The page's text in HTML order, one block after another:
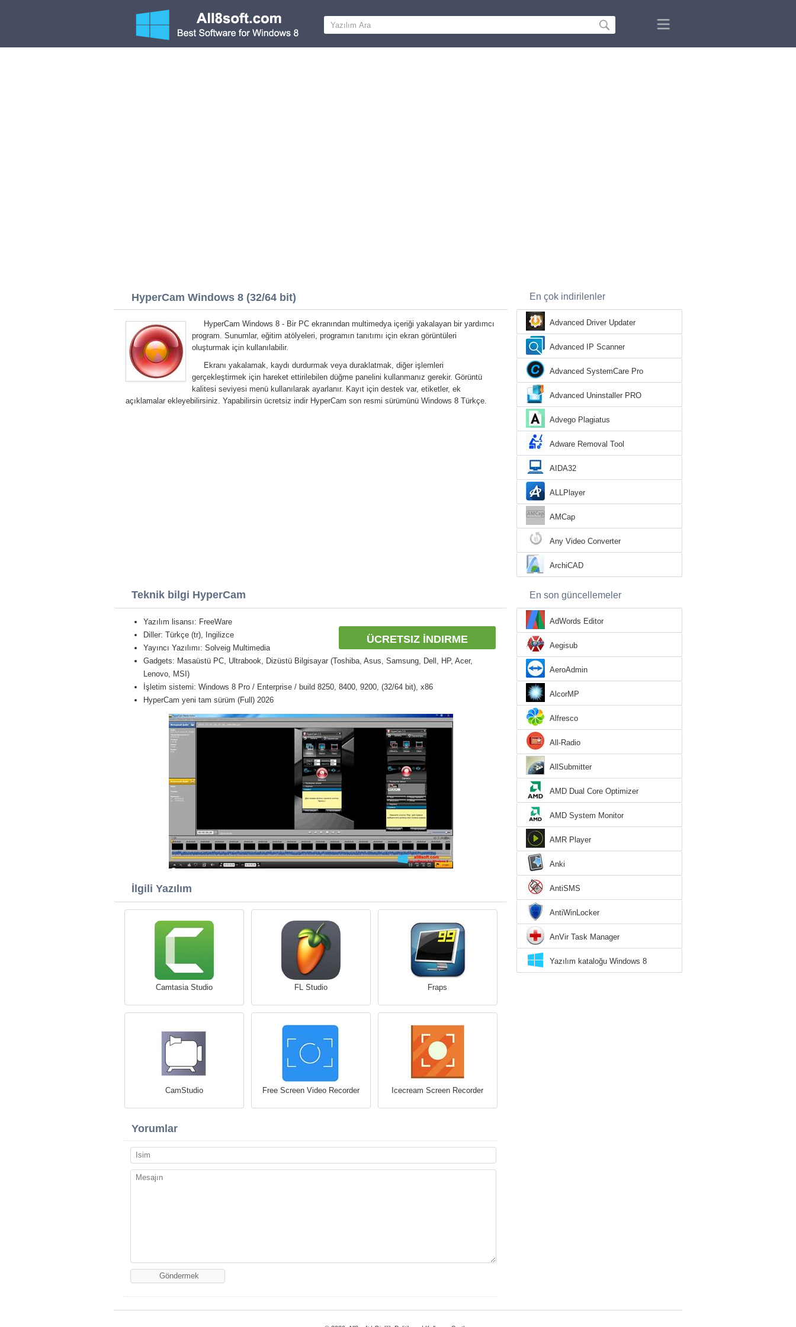
HyperCam Windows 8 (32/64 bit)
HyperCam Windows 8 - Bir PC ekranından multimedya içeriği yakalayan bir yardımcı
program. Sunumlar, eğitim atölyeleri, programın tanıtımı için ekran görüntüleri
oluşturmak için kullanılabilir.
Ekranı yakalamak, kaydı durdurmak veya duraklatmak, diğer işlemleri
gerçekleştirmek için hareket ettirilebilen düğme panelini kullanmanız gerekir. Görüntü
kalitesi seviyesi menü kullanılarak ayarlanır. Kayıt için destek var, etiketler, ek
açıklamalar ekleyebilirsiniz. Yapabilirsin ücretsiz indir HyperCam son resmi sürümünü Windows 8 Türkçe.
Teknik bilgi HyperCam
ÜCRETSIZ İNDIRME
Yazılım lisansı: FreeWare
Diller: Türkçe (tr), Ingilizce
Yayıncı Yazılımı: Solveig Multimedia
Gadgets: Masaüstü PC, Ultrabook, Dizüstü Bilgisayar (Toshiba, Asus, Samsung, Dell, HP, Acer,
Lenovo, MSI)
İşletim sistemi: Windows 8 Pro / Enterprise / build 8250, 8400, 9200, (32/64 bit), x86
HyperCam yeni tam sürüm (Full) 2026
İlgili Yazılım
Camtasia Studio FL Studio Fraps
CamStudio Free Screen Video Recorder Icecream Screen Recorder
Yorumlar
En çok indirilenler
Advanced Driver Updater
Advanced IP Scanner
Advanced SystemCare Pro
Advanced Uninstaller PRO
Advego Plagiatus
Adware Removal Tool
AIDA32
ALLPlayer
AMCap
Any Video Converter
ArchiCAD
En son güncellemeler
AdWords Editor
Aegisub
AeroAdmin
AlcorMP
Alfresco
All-Radio
AllSubmitter
AMD Dual Core Optimizer
AMD System Monitor
AMR Player
Anki
AntiSMS
AntiWinLocker
AnVir Task Manager
Yazılım kataloğu Windows 8